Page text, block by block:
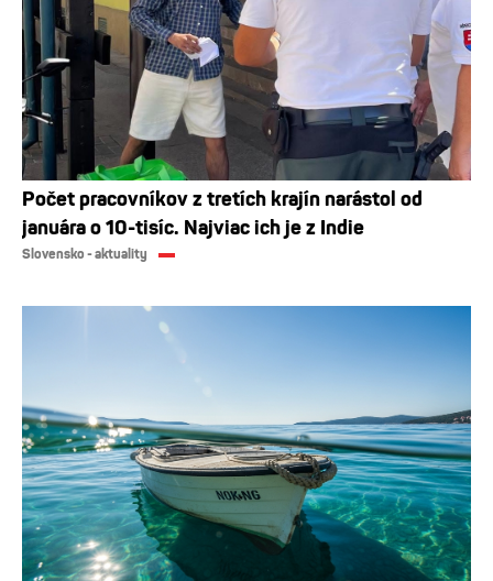
Počet pracovníkov z tretích krajín narástol od
januára o 10-tisíc. Najviac ich je z Indie
Slovensko - aktuality